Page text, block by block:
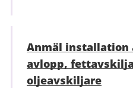
Anmäl installation
avlopp,
oljeavskiljare